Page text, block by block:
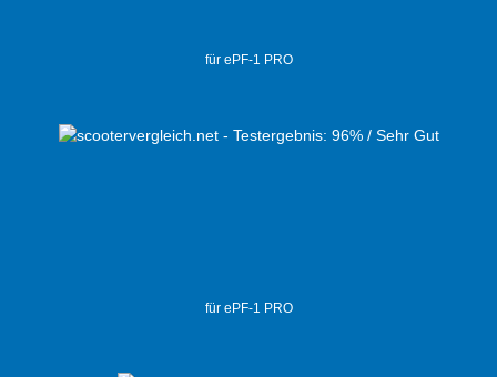
für ePF-1 PRO
für ePF-1 PRO